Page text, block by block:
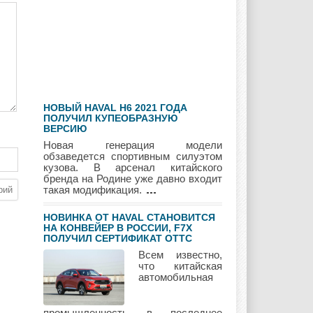
Jaguar Jeep
Lada Lamborghini Lancia
Land Rover Lifan Lexus
Lotus Lincoln
НОВЫЙ HAVAL H6 2021 ГОДА
ПОЛУЧИЛ КУПЕОБРАЗНУЮ
ВЕРСИЮ
Новая генерация модели
обзаведется спортивным силуэтом
кузова. В арсенал китайского
бренда на Родине уже давно входит
такая модификация.
НОВИНКА ОТ HAVAL СТАНОВИТСЯ
НА КОНВЕЙЕР В РОССИИ, F7Х
ПОЛУЧИЛ СЕРТИФИКАТ ОТТС
Всем известно,
что китайская
автомобильная